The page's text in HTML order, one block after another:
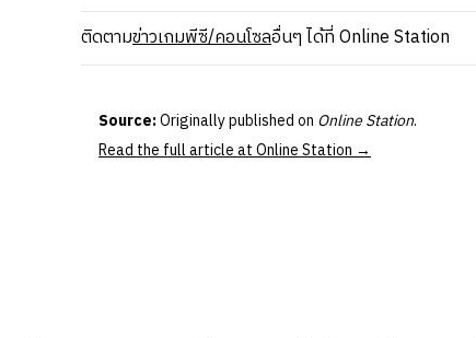
ติดตามข่าวเกมพีซี/คอนโซลอื่นๆ ได้ที่ Online Station
Source:Originally published on Online Station.
Read the full article at Online Station →